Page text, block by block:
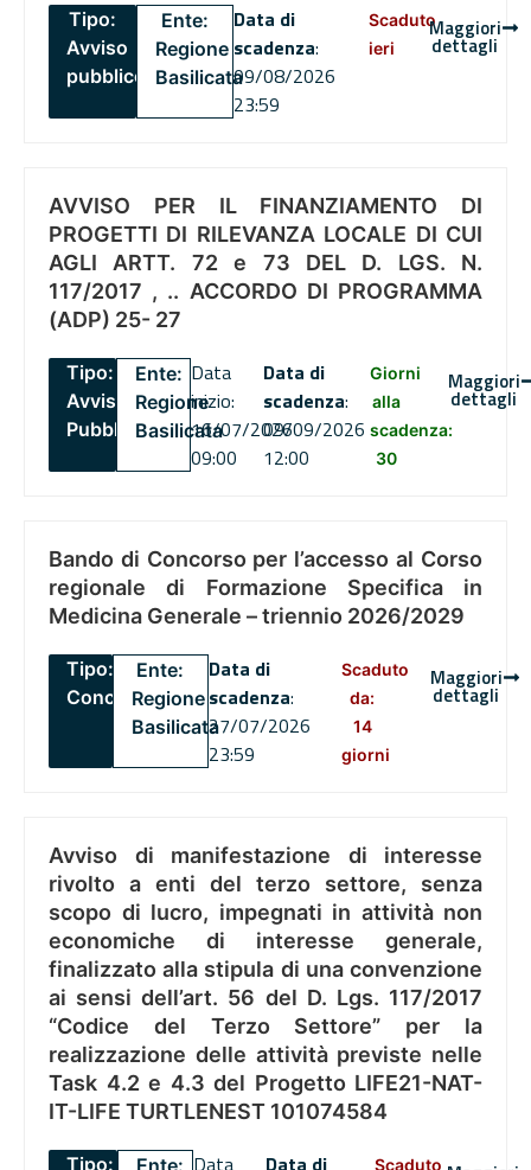
Tipo:
Avviso
pubblico
Ente:
Regione
Basilicata
Data di
scadenza:
09/08/2026
23:59
Scaduto
ieri
Maggiori
dettagli
AVVISO PER IL FINANZIAMENTO DI
PROGETTI DI RILEVANZA LOCALE DI CUI
AGLI ARTT. 72 e 73 DEL D. LGS. N.
117/2017 , .. ACCORDO DI PROGRAMMA
(ADP) 25- 27
Tipo:
Avviso
Pubblico
Ente:
Regione
Basilicata
Data
inizio:
16/07/2026
09:00
Data di
scadenza:
09/09/2026
12:00
Giorni
alla
scadenza:
30
Maggiori
dettagli
Bando di Concorso per l’accesso al Corso
regionale di Formazione Specifica in
Medicina Generale – triennio 2026/2029
Tipo:
Concorsi
Ente:
Regione
Basilicata
Data di
scadenza:
27/07/2026
23:59
Scaduto
da:
14
giorni
Maggiori
dettagli
Avviso di manifestazione di interesse
rivolto a enti del terzo settore, senza
scopo di lucro, impegnati in attività non
economiche di interesse generale,
finalizzato alla stipula di una convenzione
ai sensi dell’art. 56 del D. Lgs. 117/2017
“Codice del Terzo Settore” per la
realizzazione delle attività previste nelle
Task 4.2 e 4.3 del Progetto LIFE21-NAT-
IT-LIFE TURTLENEST 101074584
Tipo:
Scaduto